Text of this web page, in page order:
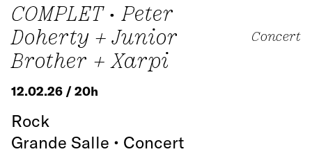
COMPLET • Peter
Doherty + Junior
Brother + Xarpi
Concert
12.02.26 / 20h
Rock
Grande Salle • Concert